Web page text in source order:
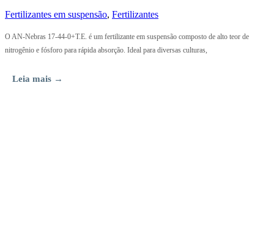
Fertilizantes em suspensão, Fertilizantes
O AN-Nebras 17-44-0+T.E. é um fertilizante em suspensão composto de alto teor de
nitrogênio e fósforo para rápida absorção. Ideal para diversas culturas,
Leia mais →